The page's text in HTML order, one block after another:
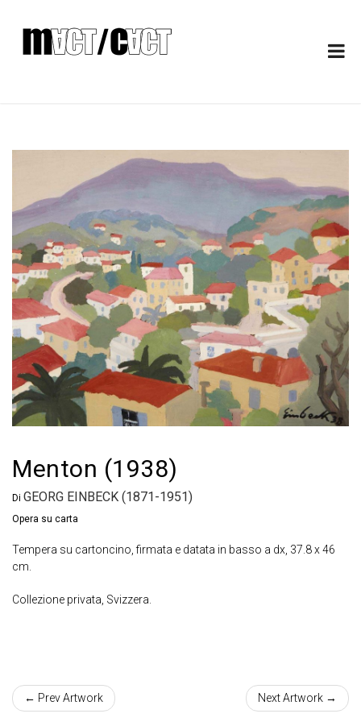
Menton (1938)
Di GEORG EINBECK (1871-1951)
Opera su carta
Tempera su cartoncino, firmata e datata in basso a dx, 37.8 x 46
cm.
Collezione privata, Svizzera.
← Prev Artwork Next Artwork →